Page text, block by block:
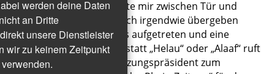
erstatten. Mein Chef hatte mir zwischen Tür und
in die Hand gedrückt, den ich irgendwie übergeben
geflossen, Männer in Tutus aufgetreten und eine
nächsten gesetzt waren (statt „Helau“ oder „Alaaf“ ruft
schütt!“), schritt der Sitzungspräsident zum
werden deine Daten
an Dritte
unsere Dienstleister
wir zu keinem Zeitpunkt